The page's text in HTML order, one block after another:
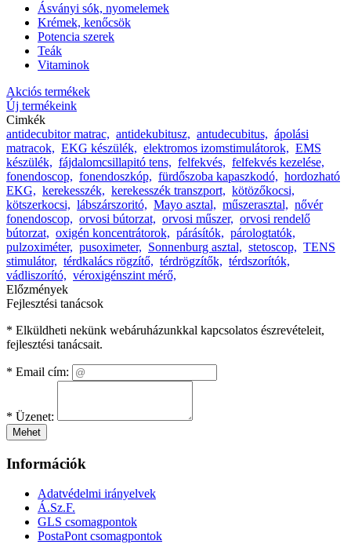
Ásványi sók, nyomelemek
Krémek, kenőcsök
Potencia szerek
Teák
Vitaminok
Akciós termékek
Új termékeink
Cimkék
antidecubitor matrac, antidekubitusz, antudecubitus, ápolási
matracok, EKG készülék, elektromos izomstimulátorok, EMS
készülék, fájdalomcsillapitó tens, felfekvés, felfekvés kezelése,
fonendoscop, fonendoszkóp, fürdőszoba kapaszkodó, hordozható
EKG, kerekesszék, kerekesszék transzport, kötözőkocsi,
kötszerkocsi, lábszárszoritó, Mayo asztal, műszerasztal, nővér
fonendoscop, orvosi bútorzat, orvosi műszer, orvosi rendelő
bútorzat, oxigén koncentrátorok, párásítók, párologtatók,
pulzoximéter, pusoximeter, Sonnenburg asztal, stetoscop, TENS
stimulátor, térdkalács rögzítő, térdrögzítők, térdszorítók,
vádliszorító, véroxigénszint mérő,
Előzmények
Fejlesztési tanácsok
* Elküldheti nekünk webáruházunkkal kapcsolatos észrevételeit,
fejlesztési tanácsait.
* Email cím:
* Üzenet:
Mehet
Információk
Adatvédelmi irányelvek
Á.Sz.F.
GLS csomagpontok
PostaPont csomagpontok